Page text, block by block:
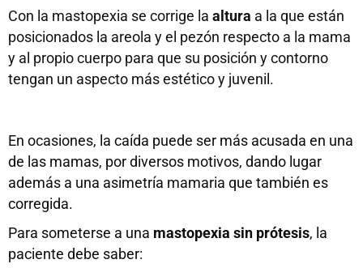
Con la mastopexia se corrige la altura a la que están
posicionados la areola y el pezón respecto a la mama
y al propio cuerpo para que su posición y contorno
tengan un aspecto más estético y juvenil.
En ocasiones, la caída puede ser más acusada en una
de las mamas, por diversos motivos, dando lugar
además a una asimetría mamaria que también es
corregida.
Para someterse a una mastopexia sin prótesis, la
paciente debe saber: